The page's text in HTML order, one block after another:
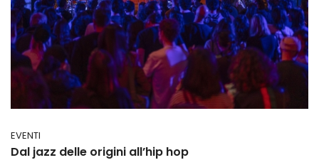
EVENTI
Dal jazz delle origini all’hip hop